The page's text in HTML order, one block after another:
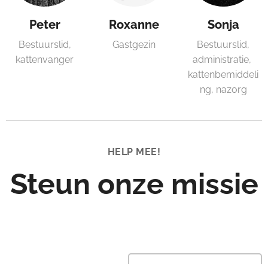
Peter
Bestuurslid,
kattenvanger
Roxanne
Gastgezin
Sonja
Bestuurslid,
administratie,
kattenbemiddeli
ng, nazorg
HELP MEE!
Steun onze missie